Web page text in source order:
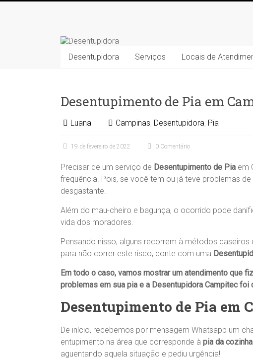
Desentupidora
Desentupidora
em
Preço
30
%
barato!!
Desentupidora Serviços Locais de
Desentupimento de Pia em
Luana Campinas, Desentupidora, Pia
19 de fevereiro de 2022 0 Comentário
Precisar de um serviço de Desentupimento de Pia em
frequência. Pois, se você tem ou já teve problemas
desgastante.
Além do mau-cheiro e bagunça, o ocorrido pode
vida dos moradores.
Pensando nisso, alguns recorrem à métodos
para não correr este risco, conte com uma
Em todo o caso, vamos mostrar um atendimento que
problemas em sua pia e a Desentupidora Campitec foi
Desentupimento de Pia em
De início, recebemos por mensagem Whatsapp um
entupimento na área que corresponde à pia da cozinha
aguentando aquela situação e pediu urgência!